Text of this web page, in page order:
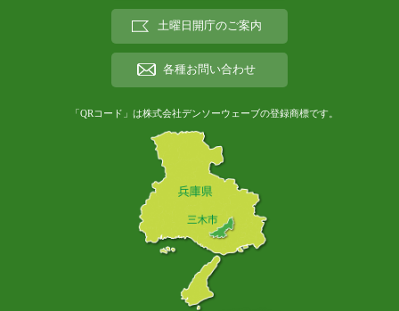
土曜日開庁のご案内
各種お問い合わせ
「QRコード」は株式会社デンソーウェーブの登録商標です。